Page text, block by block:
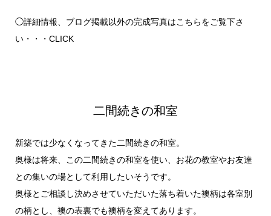
◯詳細情報、ブログ掲載以外の完成写真はこちらをご覧下さ
い・・・ CLICK
二間続きの和室
新築では少なくなってきた二間続きの和室。
奥様は将来、この二間続きの和室を使い、お花の教室やお友達
との集いの場として利用したいそうです。
奥様とご相談し決めさせていただいた落ち着いた襖柄は各室別
の柄とし、襖の表裏でも襖柄を変えてあります。